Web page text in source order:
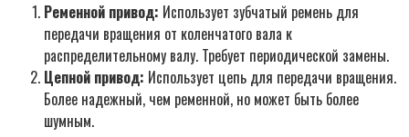
Ременной привод: Использует зубчатый ремень для
передачи вращения от коленчатого вала к
распределительному валу. Требует периодической замены.
Цепной привод: Использует цепь для передачи вращения.
Более надежный, чем ременной, но может быть более
шумным.